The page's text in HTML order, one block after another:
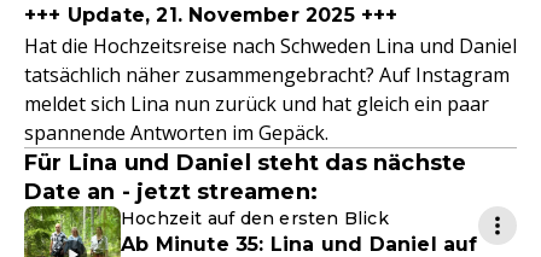
+++ Update, 21. November 2025 +++
Hat die Hochzeitsreise nach Schweden Lina und Daniel
tatsächlich näher zusammengebracht? Auf Instagram
meldet sich Lina nun zurück und hat gleich ein paar
spannende Antworten im Gepäck.
Für Lina und Daniel steht das nächste
Date an - jetzt streamen:
Hochzeit auf den ersten Blick
Ab Minute 35: Lina und Daniel auf